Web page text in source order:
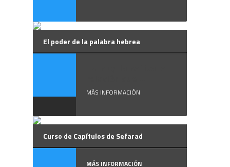
El poder de la palabra hebrea
MÁS INFORMACIÓN
Curso de Capítulos de Sefarad
MÁS INFORMACIÓN